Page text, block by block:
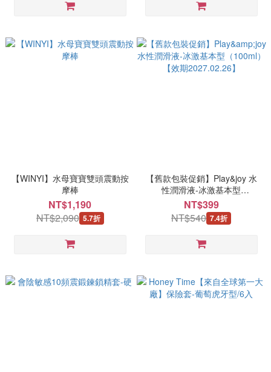
【WINYI】水母寶寶雙頭震動按
摩棒
NT$1,190
NT$2,090 5.7折
【舊款包裝促銷】Play&joy 水
性潤滑液-冰激基本型
（100ml）【效期
2027.02.26】
NT$399
NT$540 7.4折